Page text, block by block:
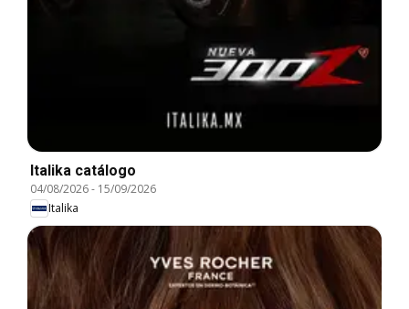
Italika catálogo
04/08/2026- 15/09/2026
Italika